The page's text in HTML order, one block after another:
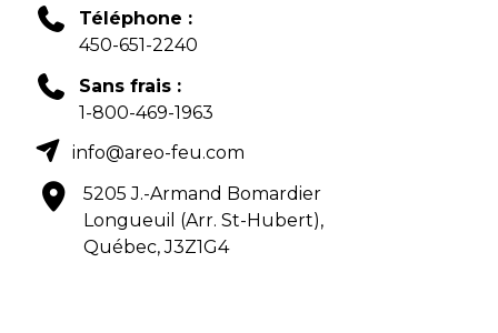
Téléphone :
450-651-2240
Sans frais :
1-800-469-1963
info@areo-feu.com
5205 J.-Armand Bomardier
Longueuil (Arr. St-Hubert),
Québec, J3Z1G4